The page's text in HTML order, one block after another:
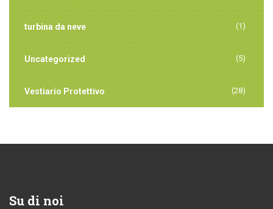
turbina da neve (1)
Uncategorized (5)
Vestiario Protettivo (28)
Su di noi